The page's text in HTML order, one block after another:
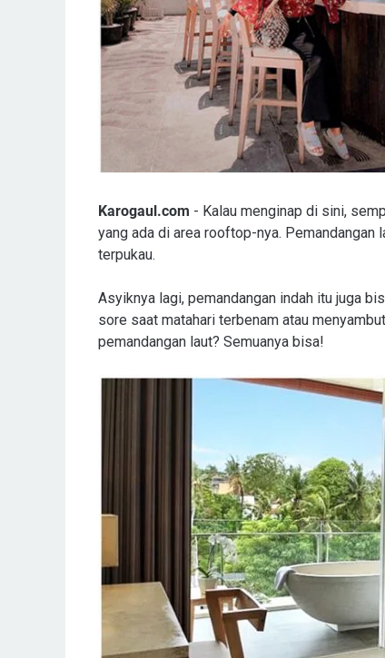
Karogaul.com - Kalau menginap di sini,
yang ada di area rooftop-nya. Pemandangan
terpukau.
Asyiknya lagi, pemandangan indah itu juga
sore saat matahari terbenam atau
pemandangan laut? Semuanya bisa!